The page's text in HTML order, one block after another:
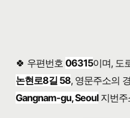
🍀 우편번호 06315이며, 도
논현로8길 58, 영문주소의
Gangnam-gu, Seoul지번